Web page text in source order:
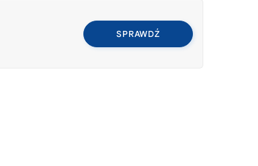
SPRAWDŹ